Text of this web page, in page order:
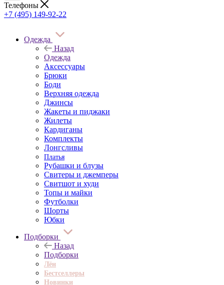
Телефоны
+7 (495) 149-92-22
Одежда
Назад
Одежда
Аксессуары
Брюки
Боди
Верхняя одежда
Джинсы
Жакеты и пиджаки
Жилеты
Кардиганы
Комплекты
Лонгсливы
Платья
Рубашки и блузы
Свитеры и джемперы
Свитшот и худи
Топы и майки
Футболки
Шорты
Юбки
Подборки
Назад
Подборки
Лён
Бестселлеры
Новинки